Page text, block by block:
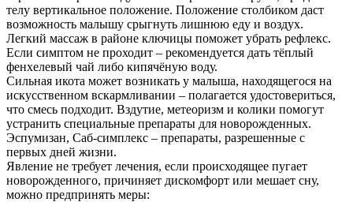
телу вертикальное положение. Положение столбиком даст
возможность малышу срыгнуть лишнюю еду и воздух.
Легкий массаж в районе ключицы поможет убрать рефлекс.
Если симптом не проходит – рекомендуется дать тёплый
фенхелевый чай либо кипячёную воду.
Сильная икота может возникать у малыша, находящегося на
искусственном вскармливании – полагается удостовериться,
что смесь подходит. Вздутие, метеоризм и колики помогут
устранить специальные препараты для новорожденных.
Эспумизан, Саб-симплекс – препараты, разрешенные с
первых дней жизни.
Явление не требует лечения, если происходящее пугает
новорожденного, причиняет дискомфорт или мешает сну,
можно предпринять меры: